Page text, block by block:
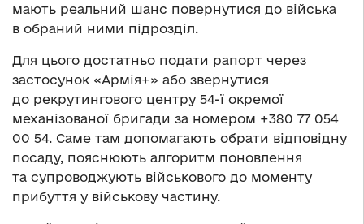
мають реальний шанс повернутися до війська
в обраний ними підрозділ.
Для цього достатньо подати рапорт через
застосунок «Армія+» або звернутися
до рекрутингового центру 54-ї окремої
механізованої бригади за номером +380 77 054
00 54. Саме там допомагають обрати відповідну
посаду, пояснюють алгоритм поновлення
та супроводжують військового до моменту
прибуття у військову частину.